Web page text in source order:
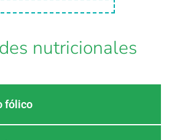
nutricionales
fólico